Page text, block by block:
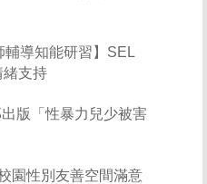
輔導知能研習】SEL
支持
版「性暴力兒少被害
園性別友善空間滿意